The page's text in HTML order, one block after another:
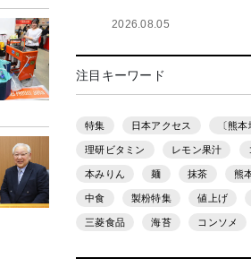
2026.08.05
注目キーワード
特集 日本アクセス 〔熊
理研ビタミン レモン果汁
本みりん 麺 抹茶 熊
中食 製粉特集 値上げ
三菱食品 海苔 コンソメ